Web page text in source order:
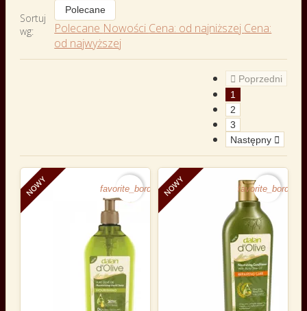
Sortuj
wg:
Polecane
Polecane Nowości Cena: od najniższej Cena:
od najwyższej
 Poprzedni
1
2
3
Następny 
NOWY favorite_borderNOWY favorite_border